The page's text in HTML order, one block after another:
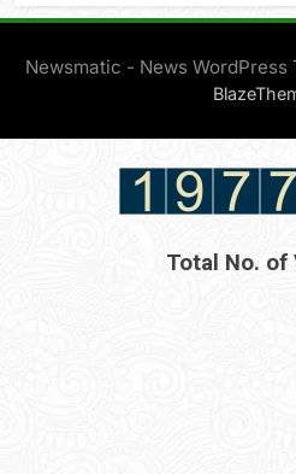
Newsmatic - News WordPress
Total No. of